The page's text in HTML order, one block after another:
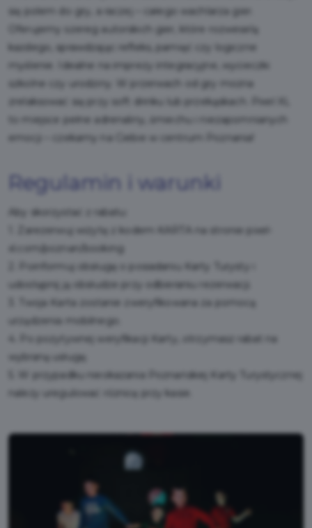
się polem do gry, a raczej – całego wachlarza gier.
Oferujemy szereg autorskich gier, które rozweselą
każdego, sprawdzając refleks, pamięć czy logiczne
myślenie. Idealne na imprezy integracyjne, wycieczki
szkolne czy urodziny. W przerwach od gry można
zrelaksować się przy soft drinku lub przekąskach. Pixel XL
to miejsce pełne adrenaliny, śmiechu i niezapomnianych
emocji – czekamy na Ciebie w centrum Poznania!
Regulamin i warunki
Aby skorzystać z rabatu:
1. Zarezerwuj wizytę z kodem KARTA na stronie
pixel-
xl.com/poznan/booking
2. Poinformuj obsługę o posiadaniu Karty Turysty i
udostępnij ją obsłudze przy odbieraniu rezerwacji.
3. Twoja Karta zostanie zweryfikowana za pomocą
urządzenia mobilnego.
4. Po pozytywnej weryfikacji Karty, otrzymasz rabat na
wybraną usługę.
5. W przypadku nieokazania Poznańskiej Karty Turystycznej
należy uregulować różnicę przy kasie.